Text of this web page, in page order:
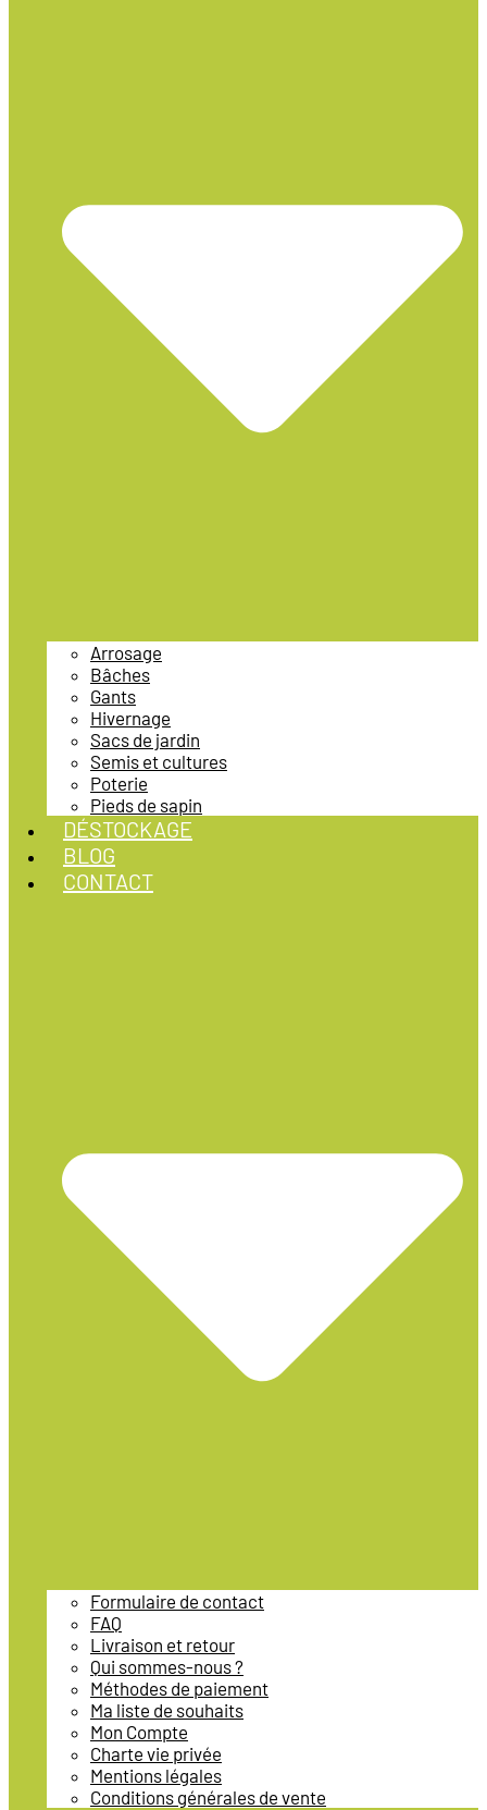
Arrosage
Bâches
Gants
Hivernage
Sacs de jardin
Semis et cultures
Poterie
Pieds de sapin
DÉSTOCKAGE
BLOG
CONTACT
Formulaire de contact
FAQ
Livraison et retour
Qui sommes-nous ?
Méthodes de paiement
Ma liste de souhaits
Mon Compte
Charte vie privée
Mentions légales
Conditions générales de vente